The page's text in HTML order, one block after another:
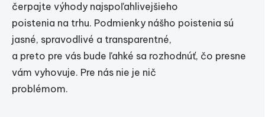
čerpajte výhody najspoľahlivejšieho
poistenia na trhu. Podmienky nášho poistenia sú
jasné, spravodlivé a transparentné,
a preto pre vás bude ľahké sa rozhodnúť, čo presne
vám vyhovuje. Pre nás nie je nič
problémom.